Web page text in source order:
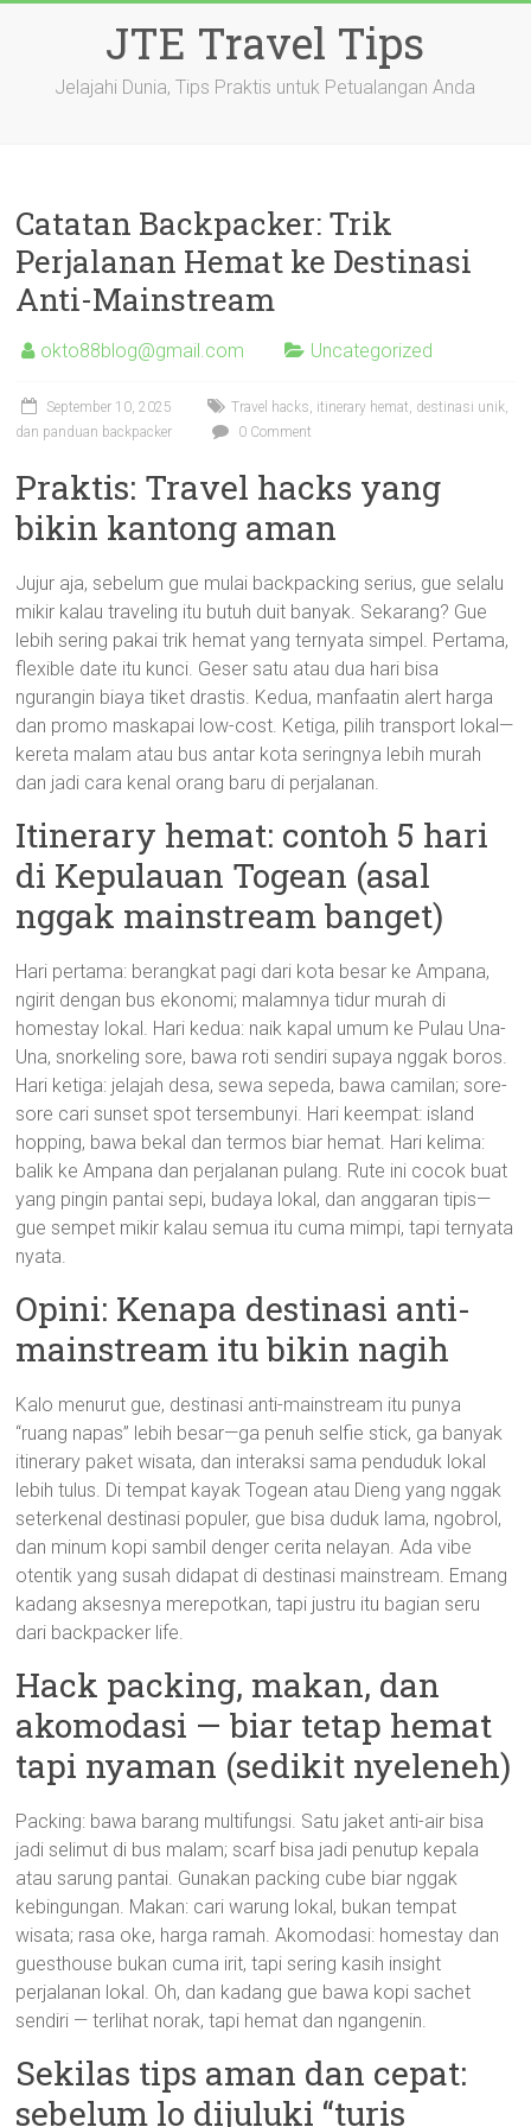
JTE Travel Tips
Jelajahi Dunia, Tips Praktis untuk Petualangan Anda
Catatan Backpacker: Trik
Perjalanan Hemat ke Destinasi
Anti-Mainstream
okto88blog@gmail.com Uncategorized
September 10, 2025
Travel hacks, itinerary hemat, destinasi unik,
dan panduan backpacker
0 Comment
Praktis: Travel hacks yang
bikin kantong aman
Jujur aja, sebelum gue mulai backpacking serius, gue selalu
mikir kalau traveling itu butuh duit banyak. Sekarang? Gue
lebih sering pakai trik hemat yang ternyata simpel. Pertama,
flexible date itu kunci. Geser satu atau dua hari bisa
ngurangin biaya tiket drastis. Kedua, manfaatin alert harga
dan promo maskapai low-cost. Ketiga, pilih transport lokal—
kereta malam atau bus antar kota seringnya lebih murah
dan jadi cara kenal orang baru di perjalanan.
Itinerary hemat: contoh 5 hari
di Kepulauan Togean (asal
nggak mainstream banget)
Hari pertama: berangkat pagi dari kota besar ke Ampana,
ngirit dengan bus ekonomi; malamnya tidur murah di
homestay lokal. Hari kedua: naik kapal umum ke Pulau Una-
Una, snorkeling sore, bawa roti sendiri supaya nggak boros.
Hari ketiga: jelajah desa, sewa sepeda, bawa camilan; sore-
sore cari sunset spot tersembunyi. Hari keempat: island
hopping, bawa bekal dan termos biar hemat. Hari kelima:
balik ke Ampana dan perjalanan pulang. Rute ini cocok buat
yang pingin pantai sepi, budaya lokal, dan anggaran tipis—
gue sempet mikir kalau semua itu cuma mimpi, tapi ternyata
nyata.
Opini: Kenapa destinasi anti-
mainstream itu bikin nagih
Kalo menurut gue, destinasi anti-mainstream itu punya
“ruang napas” lebih besar—ga penuh selfie stick, ga banyak
itinerary paket wisata, dan interaksi sama penduduk lokal
lebih tulus. Di tempat kayak Togean atau Dieng yang nggak
seterkenal destinasi populer, gue bisa duduk lama, ngobrol,
dan minum kopi sambil denger cerita nelayan. Ada vibe
otentik yang susah didapat di destinasi mainstream. Emang
kadang aksesnya merepotkan, tapi justru itu bagian seru
dari backpacker life.
Hack packing, makan, dan
akomodasi — biar tetap hemat
tapi nyaman (sedikit nyeleneh)
Packing: bawa barang multifungsi. Satu jaket anti-air bisa
jadi selimut di bus malam; scarf bisa jadi penutup kepala
atau sarung pantai. Gunakan packing cube biar nggak
kebingungan. Makan: cari warung lokal, bukan tempat
wisata; rasa oke, harga ramah. Akomodasi: homestay dan
guesthouse bukan cuma irit, tapi sering kasih insight
perjalanan lokal. Oh, dan kadang gue bawa kopi sachet
sendiri — terlihat norak, tapi hemat dan ngangenin.
Sekilas tips aman dan cepat:
sebelum lo dijuluki “turis